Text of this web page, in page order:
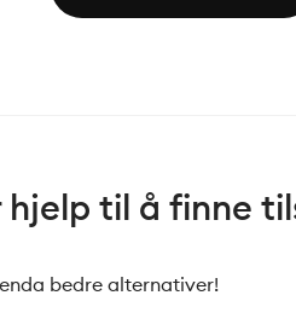
til å finne
bedre alternativer!